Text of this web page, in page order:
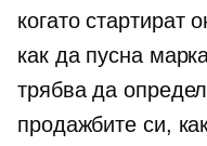
когато стартират
как да пусна
трябва да
продажбите си,